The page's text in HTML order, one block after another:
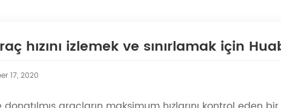
hızını izlemek ve sınırlamak için
17, 2020